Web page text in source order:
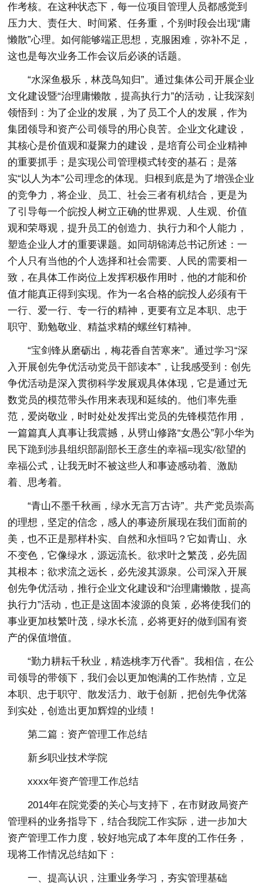
作考核。在这种状态下，每一位项目管理人员都感觉到
压力大、责任大、时间紧、任务重，个别时段会出现“庸
懒散”心理。如何能够端正思想，克服困难，弥补不足，
这也是每次业务工作会议后必谈的话题。
“水深鱼极乐，林茂鸟知归”。通过集体公司开展企业
文化建设暨“治理庸懒散，提高执行力”的活动，让我深刻
领悟到：为了企业的发展，为了员工个人的发展，作为
集团领导和资产公司领导的用心良苦。企业文化建设，
其核心是价值观和凝聚力的建设，是培育公司企业精神
的重要抓手；是实现公司管理模式转变的基石；是落
实“以人为本”公司理念的体现。归根到底是为了增强企业
的竞争力，将企业、员工、社会三者有机结合，更是为
了引导每一个皖投人树立正确的世界观、人生观、价值
观和荣辱观，提升员工的创造力、执行力和个人能力，
塑造企业人才的重要课题。如同胡锦涛总书记所述：一
个人只有当他的个人选择和社会需要、人民的需要相一
致，在具体工作岗位上发挥积极作用时，他的才能和价
值才能真正得到实现。作为一名合格的皖投人必须有干
一行、爱一行、专一行的精神，更要有立足本职、忠于
职守、勤勉敬业、精益求精的螺丝钉精神。
“宝剑锋从磨砺出，梅花香自苦寒来”。通过学习“深
入开展创先争优活动党员干部读本”，让我感受到：创先
争优活动是深入贯彻科学发展观具体体现，它是通过无
数党员的模范带头作用来表现和延续的。他们率先垂
范，爱岗敬业，时时处处发挥出党员的先锋模范作用，
一篇篇真人真事让我震撼，从劈山修路“女愚公”郭小华为
民下跪到涉县组织部副部长王彦生的幸福=现实/欲望的
幸福公式，让我无时不被这些人和事迹感动着、激励
着、思考着。
“青山不墨千秋画，绿水无言万古诗”。共产党员崇高
的理想，坚定的信念，感人的事迹所展现在我们面前的
美，也不正是那样朴实、自然和永恒吗？它如青山、永
不变色，它像绿水，源远流长。欲求叶之繁茂，必先固
其根本；欲求流之远长，必先浚其源泉。公司深入开展
创先争优活动，推行企业文化建设和“治理庸懒散，提高
执行力”活动，也正是这固本浚源的良策，必将使我们的
事业更加枝繁叶茂，绿水长流，必将更好的做到国有资
产的保值增值。
“勤力耕耘千秋业，精选桃李万代香”。我相信，在公
司领导的带领下，我们会以更加饱满的工作热情，立足
本职、忠于职守、散发活力、敢于创新，把创先争优落
到实处，创造出更加辉煌的业绩！
第二篇：资产管理工作总结
新乡职业技术学院
xxxx年资产管理工作总结
2014年在院党委的关心与支持下，在市财政局资产
管理科的业务指导下，结合我院工作实际，进一步加大
资产管理工作力度，较好地完成了本年度的工作任务，
现将工作情况总结如下：
一、提高认识，注重业务学习，夯实管理基础